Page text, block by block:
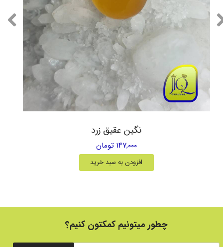
نگین عقیق زرد
۱۴۷,۰۰۰ تومان
افزودن به سبد خرید
چطور میتونیم کمکتون کنیم؟